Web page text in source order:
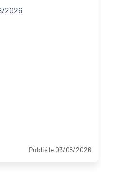
2026
Publié le 03/08/2026